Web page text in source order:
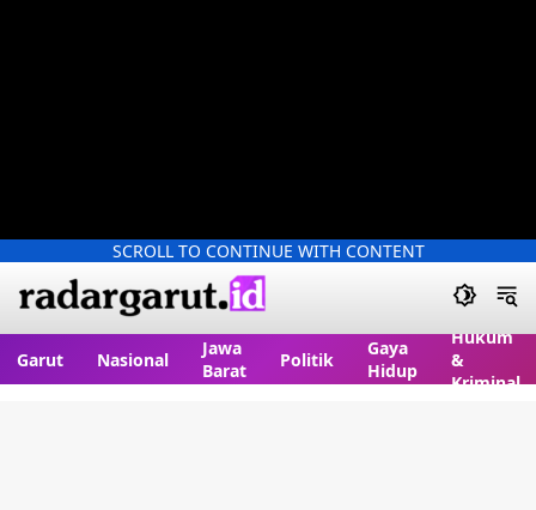
SCROLL TO CONTINUE WITH CONTENT
Garut Nasional
Jawa
Barat
Politik
Gaya
Hidup
Hukum
&
Kriminal